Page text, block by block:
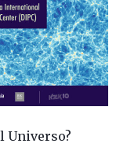
Universo?